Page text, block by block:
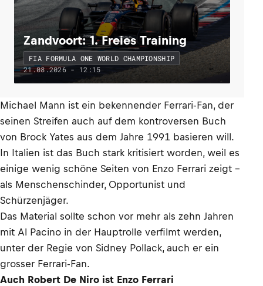
Zandvoort: 1. Freies Training
FIA FORMULA ONE WORLD CHAMPIONSHIP
21.08.2026 - 12:15
Michael Mann ist ein bekennender Ferrari-Fan, der
seinen Streifen auch auf dem kontroversen Buch
von Brock Yates aus dem Jahre 1991 basieren will.
In Italien ist das Buch stark kritisiert worden, weil es
einige wenig schöne Seiten von Enzo Ferrari zeigt –
als Menschenschinder, Opportunist und
Schürzenjäger.
Das Material sollte schon vor mehr als zehn Jahren
mit Al Pacino in der Hauptrolle verfilmt werden,
unter der Regie von Sidney Pollack, auch er ein
grosser Ferrari-Fan.
Auch Robert De Niro ist Enzo Ferrari